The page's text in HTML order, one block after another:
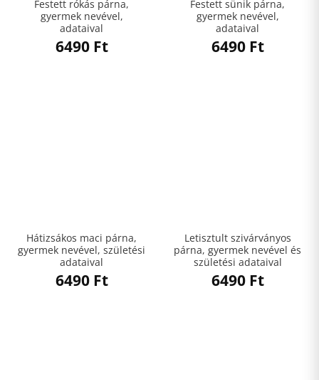
Festett rókás párna,
gyermek nevével,
adataival
6490 Ft
Festett sünik párna,
gyermek nevével,
adataival
6490 Ft
Hátizsákos maci párna,
gyermek nevével, születési
adataival
6490 Ft
Letisztult szivárványos
párna, gyermek nevével és
születési adataival
6490 Ft